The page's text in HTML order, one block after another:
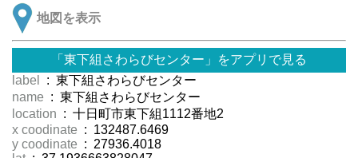
地図を表示
「東下組さわらびセンター」をアプリで見る
label
: 東下組さわらびセンター
name : 東下組さわらびセンター
location : 十日町市東下組1112番地2
x coodinate : 132487.6469
y coodinate : 27936.4018